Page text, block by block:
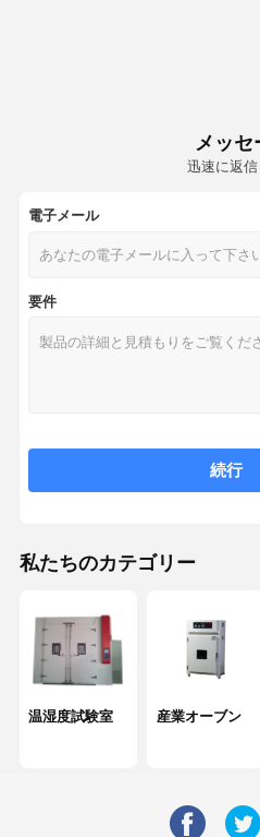
メッセ
迅速に返
電子メール
要件
続行
私たちのカテゴリー
温湿度試験室 産業オーブン